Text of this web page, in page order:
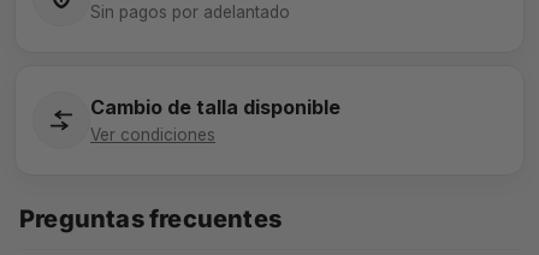
Sin pagos por adelantado
Cambio de talla disponible
Ver condiciones
Preguntas frecuentes